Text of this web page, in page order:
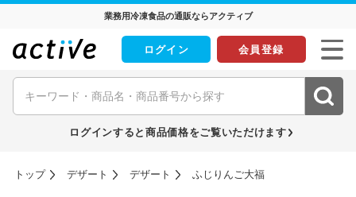
業務用冷凍食品の通販ならアクティブ
ログイン 会員登録
ログインすると商品価格をご覧いただけます
トップ デザート デザート ふじりんご大福